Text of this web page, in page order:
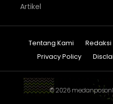
Artikel
Tentang Kami Redaksi
Privacy Policy
© 2026